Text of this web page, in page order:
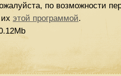
по возможности
этой программой.